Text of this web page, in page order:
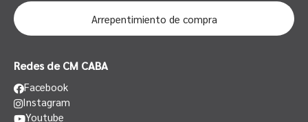
Arrepentimiento de compra
Redes de CM CABA
Facebook
Instagram
Youtube